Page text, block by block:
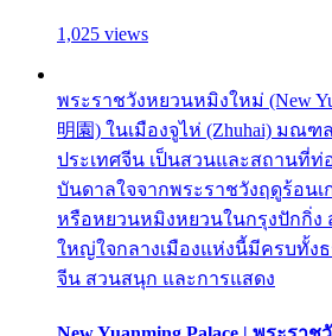
1,025 views
พระราชวังหยวนหมิงใหม่ (New
明園) ในเมืองจูไห่ (Zhuhai) มณฑล
ประเทศจีน เป็นสวนและสถานที่ท่
บันดาลใจจากพระราชวังฤดูร้อนเก่
หรือหยวนหมิงหยวนในกรุงปักกิ่
ใหญ่ใจกลางเมืองแห่งนี้มีครบทั้ง
จีน สวนสนุก และการแสดง